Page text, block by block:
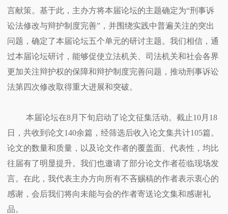
言献策。基于此，主办方将本届论坛的主题确定为“刑事诉
讼法修改与辩护制度完善”，并围绕实践中普遍关注的突出
问题，确定了本届论坛五个单元的研讨主题。我们相信，通
过本届论坛研讨，能够促使立法机关、司法机关和社会各界
更加关注辩护权的保障和辩护制度完善问题，推动刑事诉讼
法第四次修改取得重大进展和突破。
本届论坛在8月下旬启动了论文征集活动。截止10月18
日，共收到论文140余篇，经筛选后收入论文集共计105篇。
论文的数量和质量，以及论文作者的覆盖面、代表性，均比
往届有了明显提升。我们也邀请了部分论文作者莅临现场发
言。在此，我代表主办方向所有不吝赐稿的作者表示衷心的
感谢，会后我们将向未能与会的作者寄送论文集和感谢礼
品。